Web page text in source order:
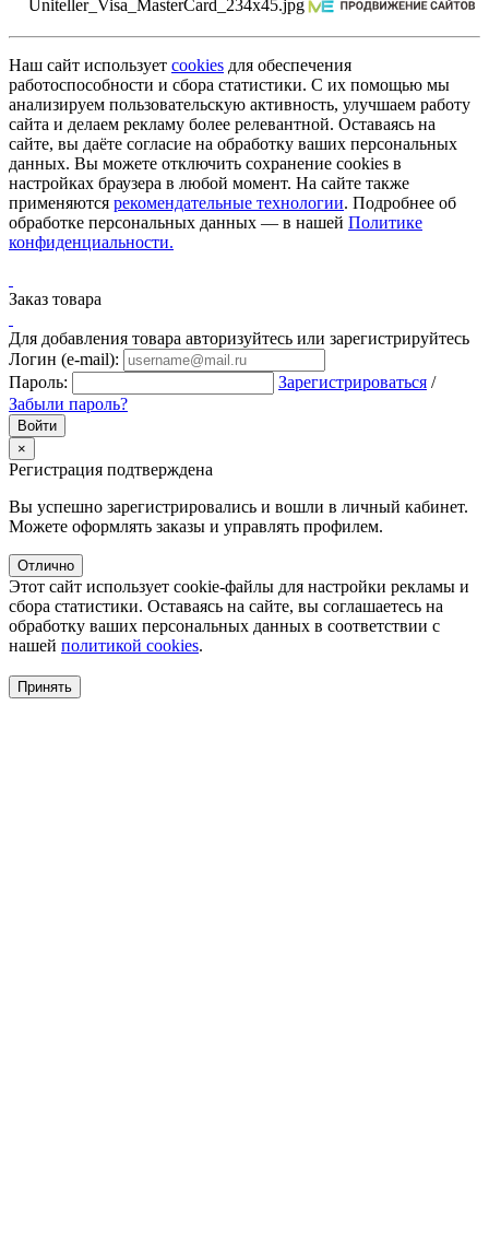
Наш сайт использует cookies для обеспечения
работоспособности и сбора статистики. С их помощью мы
анализируем пользовательскую активность, улучшаем работу
сайта и делаем рекламу более релевантной. Оставаясь на
сайте, вы даёте согласие на обработку ваших персональных
данных. Вы можете отключить сохранение cookies в
настройках браузера в любой момент. На сайте также
применяются рекомендательные технологии. Подробнее об
обработке персональных данных — в нашей Политике
конфиденциальности.
Заказ товара
Для добавления товара авторизуйтесь или зарегистрируйтесь
Логин (e-mail):
Пароль:
Зарегистрироваться /
Забыли пароль?
×
Регистрация подтверждена
Вы успешно зарегистрировались и вошли в личный кабинет.
Можете оформлять заказы и управлять профилем.
Отлично
Этот сайт использует cookie-файлы для настройки рекламы и
сбора статистики. Оставаясь на сайте, вы соглашаетесь на
обработку ваших персональных данных в соответствии с
нашей политикой cookies.
Принять